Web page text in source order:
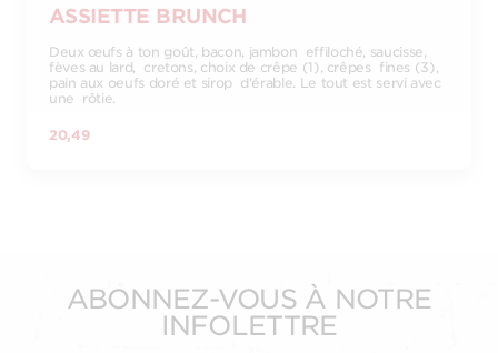
ASSIETTE BRUNCH
Deux œufs à ton goût, bacon, jambon effiloché, saucisse,
fèves au lard, cretons, choix de crêpe (1), crêpes fines (3),
pain aux oeufs doré et sirop d'érable. Le tout est servi avec
une rôtie.
20,49
ABONNEZ-VOUS À NOTRE
INFOLETTRE